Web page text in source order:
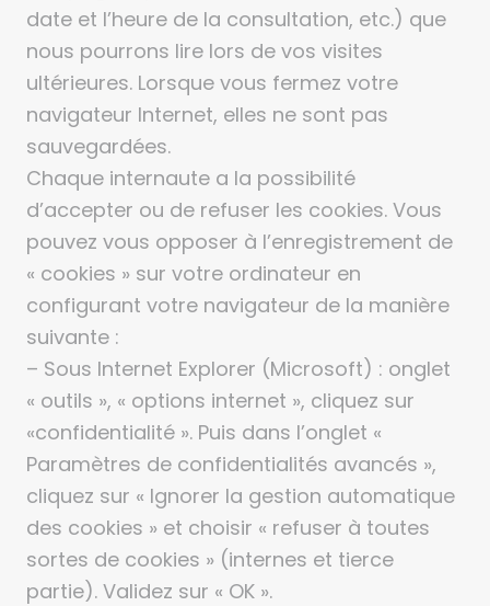
date et l’heure de la consultation, etc.) que
nous pourrons lire lors de vos visites
ultérieures. Lorsque vous fermez votre
navigateur Internet, elles ne sont pas
sauvegardées.
Chaque internaute a la possibilité
d’accepter ou de refuser les cookies. Vous
pouvez vous opposer à l’enregistrement de
« cookies » sur votre ordinateur en
configurant votre navigateur de la manière
suivante :
– Sous Internet Explorer (Microsoft) : onglet
« outils », « options internet », cliquez sur
«confidentialité ». Puis dans l’onglet «
Paramètres de confidentialités avancés »,
cliquez sur « Ignorer la gestion automatique
des cookies » et choisir « refuser à toutes
sortes de cookies » (internes et tierce
partie). Validez sur « OK ».